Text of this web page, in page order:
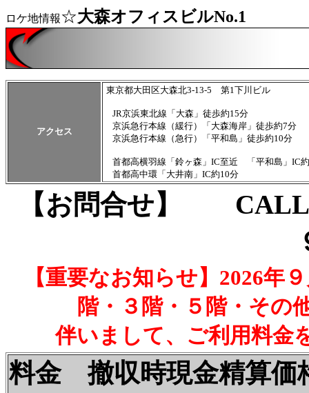
ロケ地情報☆大森オフィスビルNo.1
アクセス
東京都大田区大森北3-13-5 第1下川ビル
JR京浜東北線「大森」徒歩約15分
京浜急行本線（緩行）「大森海岸」徒歩約7分
京浜急行本線（急行）「平和島」徒歩約10分
首都高横羽線「鈴ヶ森」IC至近 「平和島」IC
首都高中環「大井南」IC約10分
【お問合せ】
【重要なお知らせ】2026年
階・３階・５階・その
伴いまして、ご利用料金
料金 撤収時現金精算